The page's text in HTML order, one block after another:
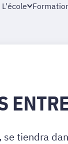
L'école
tiendra